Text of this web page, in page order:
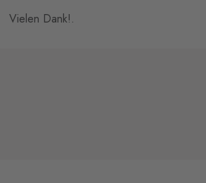
Vielen Dank!.